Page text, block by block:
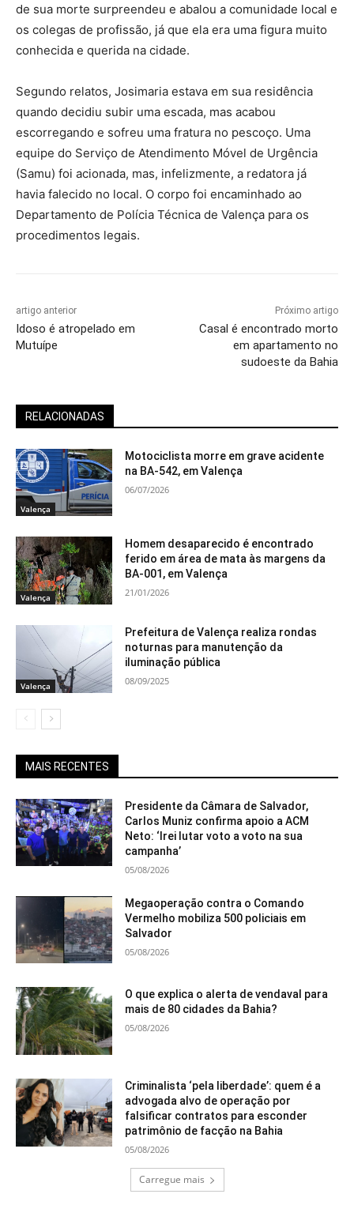
de sua morte surpreendeu e abalou a comunidade local e
os colegas de profissão, já que ela era uma figura muito
conhecida e querida na cidade.
Segundo relatos, Josimaria estava em sua residência
quando decidiu subir uma escada, mas acabou
escorregando e sofreu uma fratura no pescoço. Uma
equipe do Serviço de Atendimento Móvel de Urgência
(Samu) foi acionada, mas, infelizmente, a redatora já
havia falecido no local. O corpo foi encaminhado ao
Departamento de Polícia Técnica de Valença para os
procedimentos legais.
artigo anterior
Idoso é atropelado em
Mutuípe
Próximo artigo
Casal é encontrado morto
em apartamento no
sudoeste da Bahia
RELACIONADAS
Valença
Motociclista morre em grave acidente
na BA-542, em Valença
06/07/2026
Valença
Homem desaparecido é encontrado
ferido em área de mata às margens da
BA-001, em Valença
21/01/2026
Valença
Prefeitura de Valença realiza rondas
noturnas para manutenção da
iluminação pública
08/09/2025
MAIS RECENTES
Presidente da Câmara de Salvador,
Carlos Muniz confirma apoio a ACM
Neto: ‘Irei lutar voto a voto na sua
campanha’
05/08/2026
Megaoperação contra o Comando
Vermelho mobiliza 500 policiais em
Salvador
05/08/2026
O que explica o alerta de vendaval para
mais de 80 cidades da Bahia?
05/08/2026
Criminalista ‘pela liberdade’: quem é a
advogada alvo de operação por
falsificar contratos para esconder
patrimônio de facção na Bahia
05/08/2026
Carregue mais